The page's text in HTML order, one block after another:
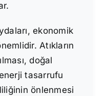
ekonomik
Atıkların
doğal
tasarrufu
önlenmesi